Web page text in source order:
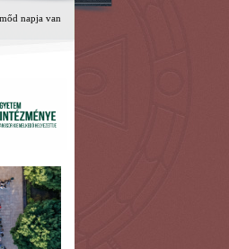
napja van